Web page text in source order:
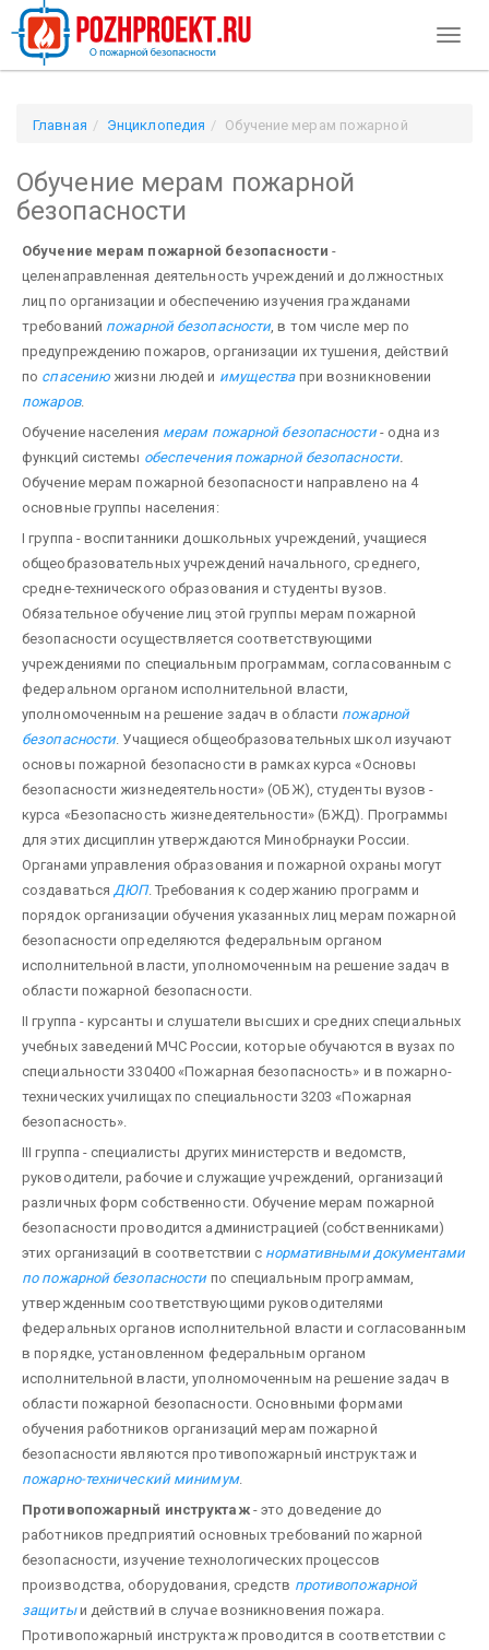
Главная Энциклопедия
Обучение мерам пожарной
Обучение мерам пожарной
безопасности
Обучение мерам пожарной безопасности -
целенаправленная деятельность уч­реждений и должностных
лиц по организации и обеспечению изучения гражданами
требований пожар­ной безопасности, в том числе мер по
предупреждению пожаров, организации их тушения, действий
по спа­сению жизни людей и имуществапри возникновении
пожаров.
Обучение населения мерам пожарной безопасности- одна из
функций системы обеспечения пожарной безопасности.
Обучение мерам пожарной безопасности направлено на 4
основные группы населения:
I группа - воспитанники дошкольных учреждений, учащиеся
общеобразо­вательных учреждений начального, среднего,
средне-технического образования и студенты вузов.
Обязательное обучение лиц этой группы мерам пожарной
безопасности осуществляется соответствующими
учреждениями по специальным программам, согласованным с
федеральном органом исполнительной власти,
уполномоченным на ре­шение задач в области пожарной
безопасности. Учащиеся общеобразовательных школ изучают
основы пожарной безопасности в рамках курса «Основы
безопасности жизнедеятельности» (ОБЖ), студенты вузов -
курса «Безопасность жизнедеятельности» (БЖД). Программы
для этих дисциплин утверждают­ся Минобрнауки России.
Органами управления образования и пожарной охраны могут
создаваться ДЮП. Требования к содержанию программ и
порядок организации обучения указанных лиц мерам пожарной
безопасности определяются федеральным органом
исполнительной власти, уполномочен­ным на решение задач в
области пожарной безопасности.
II группа - курсанты и слушатели высших и средних специальных
учебных заведений МЧС России, которые обучаются в вузах по
специальности 330400 «Пожарная безопасность» и в пожарно-
технических училищах по специальности 3203 «Пожарная
безопасность».
III группа - спе­циалисты других министерств и ведомств,
руководители, рабочие и служащие учреждений, организаций
различных форм собственности. Обучение мерам пожарной
безопасности проводится администрацией (собственниками)
этих организаций в соответст­вии с нормативными документами
по пожарной безопасностипо специальным программам,
утвержденным соответст­вующими руководителями
федеральных органов исполнительной власти и согласованным
в порядке, установлен­ном федеральным органом
исполнительной власти, уполномоченным на решение задач в
области пожарной безопасности. Основными формами
обучения работников организаций мерам пожарной
безопасности являют­ся противопожарный инструктаж и
пожарно-технический минимум.
Противопожарный инструктаж- это доведение до
работников предприятий основных требований пожарной
безопасности, изучение техноло­гических процессов
производства, оборудования, средств противопожарной
защитыи действий в слу­чае возникновения пожара.
Противопожарный инструктаж проводится в соответствии с